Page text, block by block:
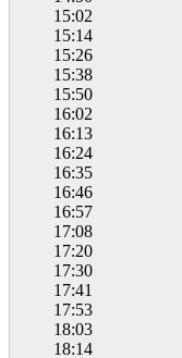
15:02
15:14
15:26
15:38
15:50
16:02
16:13
16:24
16:35
16:46
16:57
17:08
17:20
17:30
17:41
17:53
18:03
18:14